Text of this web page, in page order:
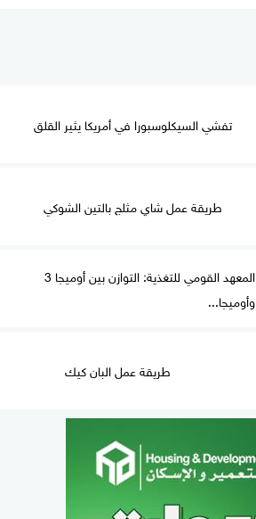
تفشي السيكلوسبورا في أمريكا يثير القلق
طريقة عمل شاي مثلج بالتين الشوكي
المعهد القومي للتغذية: التوازن بين أوميجا 3
وأوميجا...
طريقة عمل البان كيك